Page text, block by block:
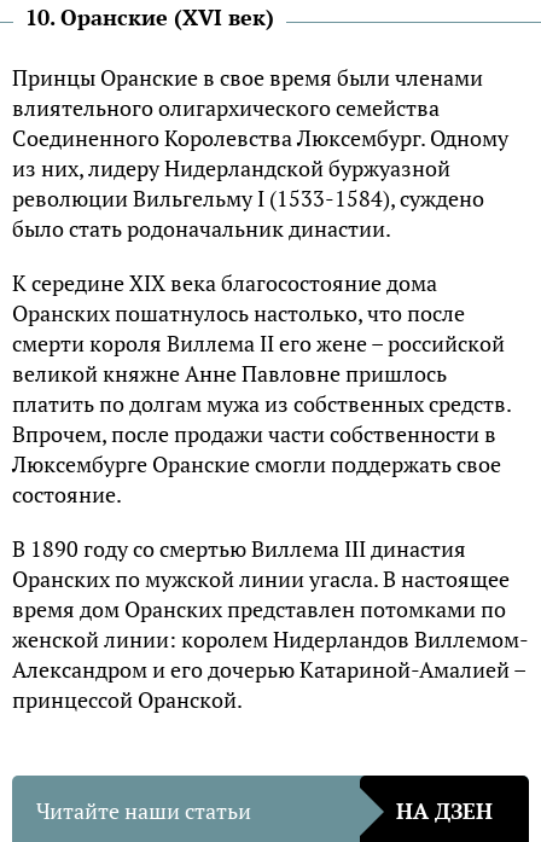
10. Оранские (XVI век)
Принцы Оранские в свое время были членами
влиятельного олигархического семейства
Соединенного Королевства Люксембург. Одному
из них, лидеру Нидерландской буржуазной
революции Вильгельму I (1533-1584), суждено
было стать родоначальник династии.
К середине XIX века благосостояние дома
Оранских пошатнулось настолько, что после
смерти короля Виллема II его жене – российской
великой княжне Анне Павловне пришлось
платить по долгам мужа из собственных средств.
Впрочем, после продажи части собственности в
Люксембурге Оранские смогли поддержать свое
состояние.
В 1890 году со смертью Виллема III династия
Оранских по мужской линии угасла. В настоящее
время дом Оранских представлен потомками по
женской линии: королем Нидерландов Виллемом-
Александром и его дочерью Катариной-Амалией –
принцессой Оранской.
Читайте наши статьи НА ДЗЕН